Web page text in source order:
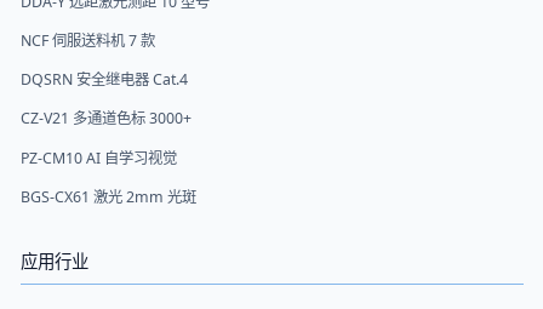
NCF 伺服送料机 7 款
DQSRN 安全继电器 Cat.4
CZ-V21 多通道色标 3000+
PZ-CM10 AI 自学习视觉
BGS-CX61 激光 2mm 光斑
应用行业